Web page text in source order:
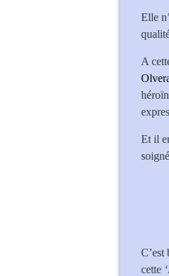
Elle
A
Et il
C’est
cette